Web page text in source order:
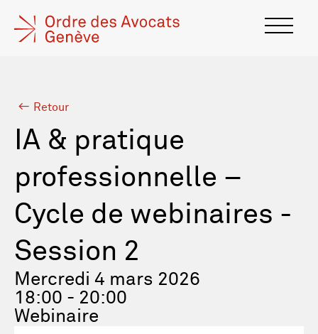
Retour
IA & pratique
professionnelle –
Cycle de webinaires -
Session 2
Mercredi 4 mars 2026
18:00 - 20:00
Webinaire